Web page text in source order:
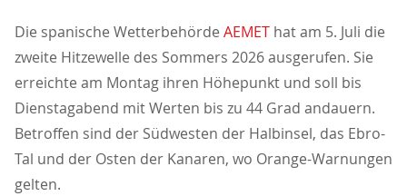
Die spanische Wetterbehörde AEMET hat am 5. Juli die
zweite Hitzewelle des Sommers 2026 ausgerufen. Sie
erreichte am Montag ihren Höhepunkt und soll bis
Dienstagabend mit Werten bis zu 44 Grad andauern.
Betroffen sind der Südwesten der Halbinsel, das Ebro-
Tal und der Osten der Kanaren, wo Orange-Warnungen
gelten.